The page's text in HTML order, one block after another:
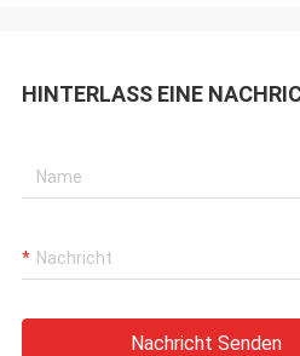
HINTERLASS EINE
Nachricht Senden